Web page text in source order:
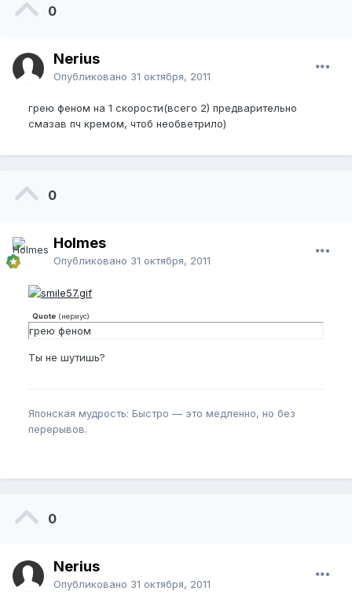
0
Nerius
Опубликовано 31 октября, 2011
грею феном на 1 скорости(всего 2) предварительно
смазав пч кремом, чтоб необветрило)
0
Holmes
Опубликовано 31 октября, 2011
Quote (нериус)
грею феном
Ты не шутишь?
Японская мудрость: Быстро — это медленно, но без
перерывов.
0
Nerius
Опубликовано 31 октября, 2011